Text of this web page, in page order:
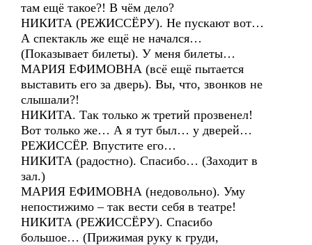
там ещё такое?! В чём дело?
НИКИТА (РЕЖИССЁРУ). Не пускают вот…
А спектакль же ещё не начался…
(Показывает билеты). У меня билеты…
МАРИЯ ЕФИМОВНА (всё ещё пытается
выставить его за дверь). Вы, что, звонков не
слышали?!
НИКИТА. Так только ж третий прозвенел!
Вот только же… А я тут был… у дверей…
РЕЖИССЁР. Впустите его…
НИКИТА (радостно). Спасибо… (Заходит в
зал.)
МАРИЯ ЕФИМОВНА (недовольно). Уму
непостижимо – так вести себя в театре!
НИКИТА (РЕЖИССЁРУ). Спасибо
большое… (Прижимая руку к груди,